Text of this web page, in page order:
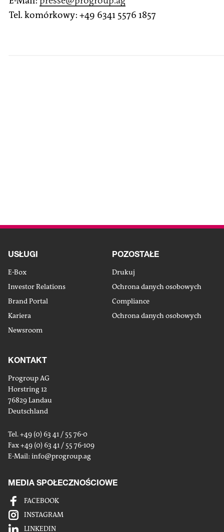
Tel. komórkowy: +49 6341 5576 1857
USŁUGI
E-Box
Investor Relations
Brand Portal
Kariera
Newsroom
POZOSTAŁE
Drukuj
Ochrona danych osobowych
Compliance
Ochrona danych osobowych
KONTAKT
Progroup AG
Horstring 12
76829 Landau
Deutschland
Tel. +49 (0) 63 41 / 55 76-0
Fax +49 (0) 63 41 / 55 76-109
E-Mail: info@progroup.ag
MEDIA SPOŁECZNOŚCIOWE
FACEBOOK
INSTAGRAM
LINKEDIN